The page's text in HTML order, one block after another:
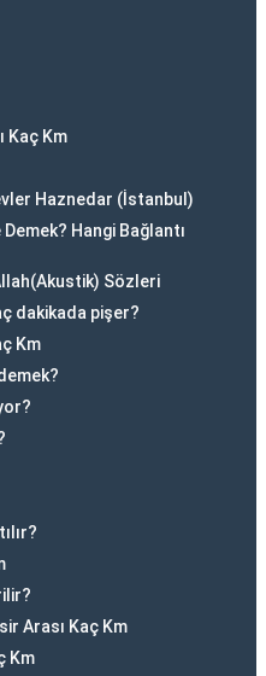
Kaç Km
Haznedar (İstanbul)
Hangi Bağlantı
Sözleri
dakikada pişer?
Km
Arası Kaç Km
Km